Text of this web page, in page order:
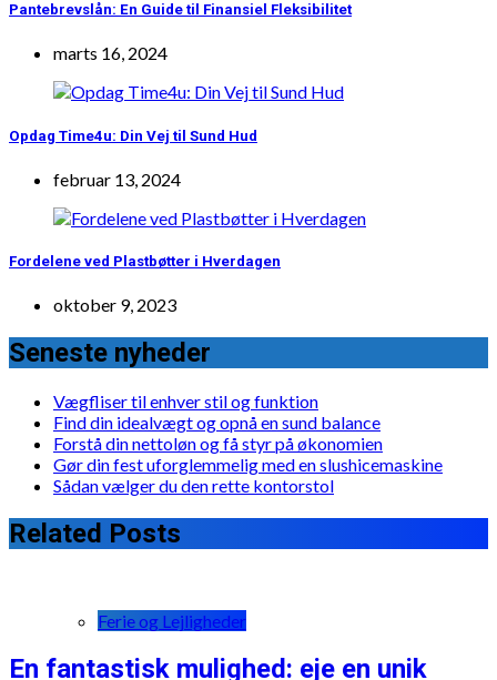
Pantebrevslån: En Guide til Finansiel Fleksibilitet
marts 16, 2024
Opdag Time4u: Din Vej til Sund Hud
februar 13, 2024
Fordelene ved Plastbøtter i Hverdagen
oktober 9, 2023
Seneste nyheder
Vægfliser til enhver stil og funktion
Find din idealvægt og opnå en sund balance
Forstå din nettoløn og få styr på økonomien
Gør din fest uforglemmelig med en slushicemaskine
Sådan vælger du den rette kontorstol
Related Posts
Ferie og Lejligheder
En fantastisk mulighed: eje en unik